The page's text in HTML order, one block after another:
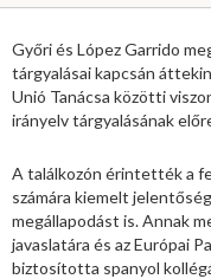
Győri és López Garrido
tárgyalásai kapcsán
Unió Tanácsa közötti
irányelv tárgyalásának
A találkozón érintették a
számára kiemelt
megállapodást is. Annak
javaslatára és az Európai
biztosította spanyol